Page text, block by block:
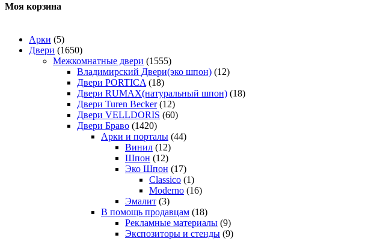
Моя корзина
Арки (5)
Двери (1650)
Межкомнатные двери (1555)
Владимирский Двери(эко шпон) (12)
Двери PORTICA (18)
Двери RUMAX(натуральный шпон) (18)
Двери Turen Becker (12)
Двери VELLDORIS (60)
Двери Браво (1420)
Арки и порталы (44)
Винил (12)
Шпон (12)
Эко Шпон (17)
Classico (1)
Moderno (16)
Эмалит (3)
В помощь продавцам (18)
Рекламные материалы (9)
Экспозиторы и стенды (9)